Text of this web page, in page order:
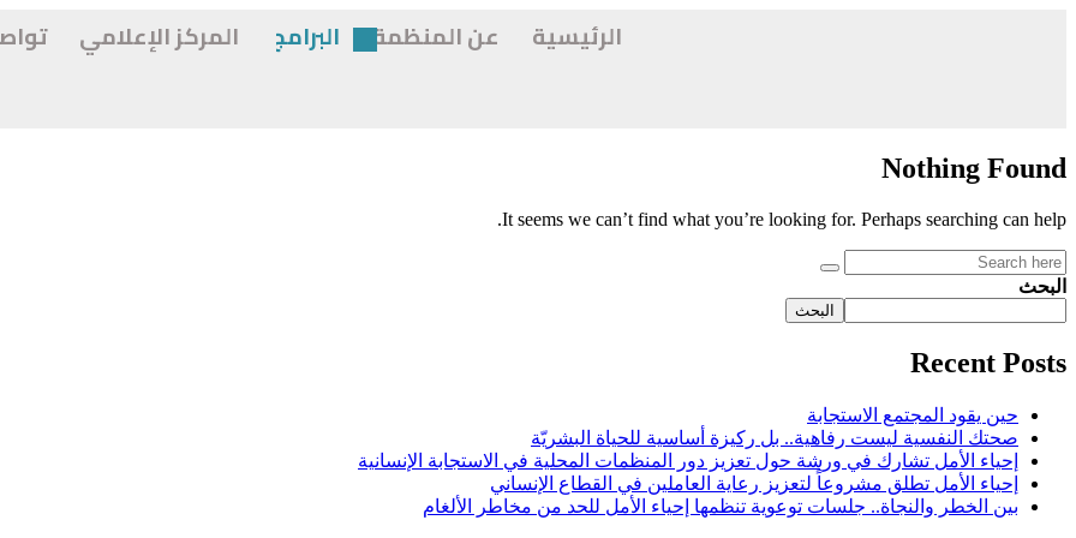
الرئيسية عن المنظمة البرامج المركز الإعلامي
Nothing Found
It seems we can’t find what you’re looking for. Perhaps searching can help.
البحث
البحث
Recent Posts
حين يقود المجتمع الاستجابة
صحتك النفسية ليست رفاهية.. بل ركيزة أساسية للحياة البشريّة
إحياء الأمل تشارك في ورشة حول تعزيز دور المنظمات المحلية في الاستجابة الإنسانية
إحياء الأمل تطلق مشروعاً لتعزيز رعاية العاملين في القطاع الإنساني
بين الخطر والنجاة.. جلسات توعوية تنظمها إحياء الأمل للحد من مخاطر الألغام